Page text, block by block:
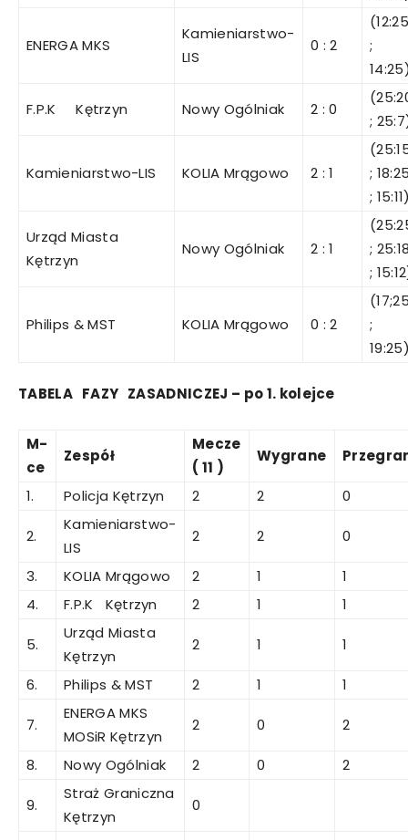
ENERGA MKS
Kamieniarstwo-
LIS
0 : 2
(12:25
;
F.P.K Kętrzyn Nowy Ogólniak 2 : 0
;
Kamieniarstwo-LIS KOLIA Mrągowo 2 : 1
;
;
Urząd Miasta
Kętrzyn
Nowy Ogólniak 2 : 1
;
;
Philips & MST KOLIA Mrągowo 0 : 2
;
TABELA FAZY ZASADNICZEJ – po 1. kolejce
M-
ce
Zespół
Mecze
( 11 )
Wygrane
1. Policja Kętrzyn 2 2 0
2.
Kamieniarstwo-
LIS
2 2 0
3. KOLIA Mrągowo 2 1
1
4.
F.P.K Kętrzyn 2 1 1
5.
Urząd Miasta
Kętrzyn
2 1 1
6. Philips & MST 2 1 1
7.
ENERGA MKS
MOSiR Kętrzyn
2 0 2
8. Nowy Ogólniak 2 0 2
9.
Straż Graniczna
Kętrzyn
0